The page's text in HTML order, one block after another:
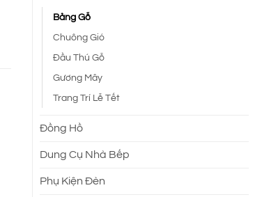
Bảng Gỗ
Chuông Gió
Đầu Thú Gỗ
Gương Mây
Trang Trí Lễ Tết
Đồng Hồ
Dung Cụ Nhà Bếp
Phụ Kiện Đèn